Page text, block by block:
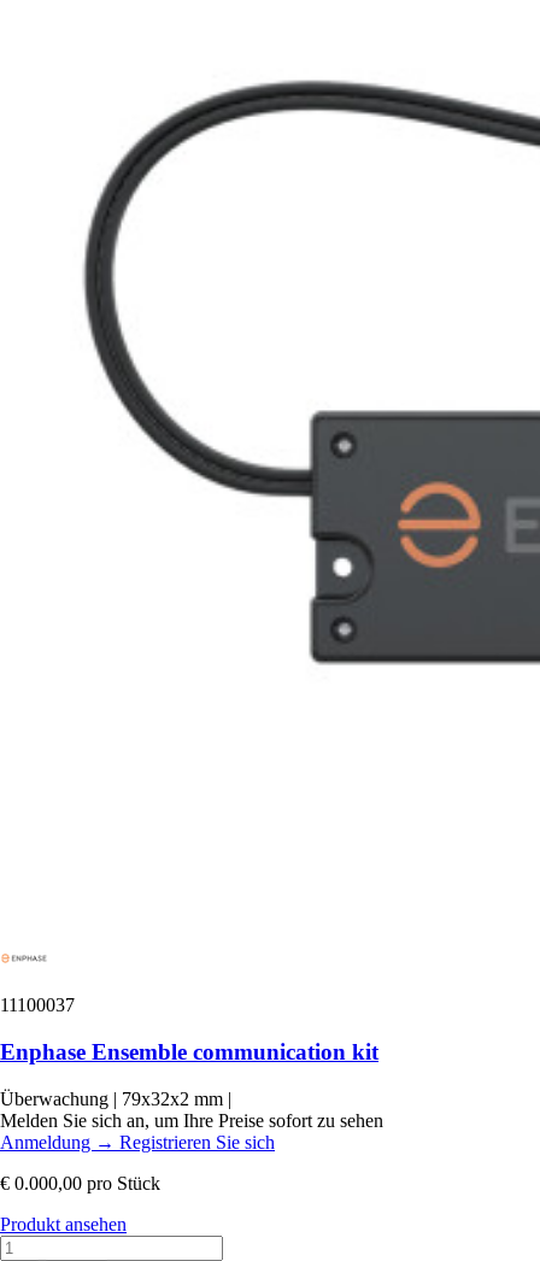
11100037
Enphase Ensemble communication kit
Überwachung | 79x32x2 mm |
Melden Sie sich an, um Ihre Preise sofort zu sehen
Anmeldung → Registrieren Sie sich
€ 0.000,00 pro Stück
Produkt ansehen